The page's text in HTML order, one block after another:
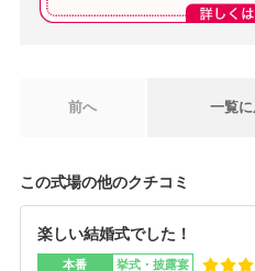
前へ 一覧
この式場の他のクチコミ
楽しい結婚式でした！
本番 挙式・披露宴